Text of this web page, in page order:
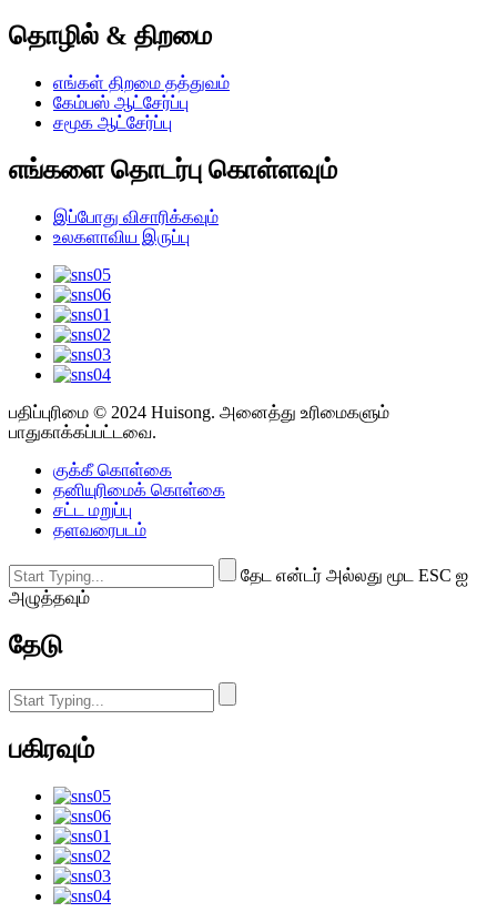
தொழில் & திறமை
எங்கள் திறமை தத்துவம்
கேம்பஸ் ஆட்சேர்ப்பு
சமூக ஆட்சேர்ப்பு
எங்களை தொடர்பு கொள்ளவும்
இப்போது விசாரிக்கவும்
உலகளாவிய இருப்பு
பதிப்புரிமை © 2024 Huisong. அனைத்து உரிமைகளும்
பாதுகாக்கப்பட்டவை.
குக்கீ கொள்கை
தனியுரிமைக் கொள்கை
சட்ட மறுப்பு
தளவரைபடம்
தேட என்டர் அல்லது மூட ESC ஐ
அழுத்தவும்
தேடு
பகிரவும்